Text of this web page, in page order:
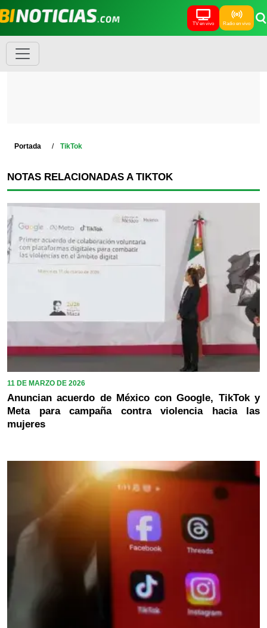
TV en vivo Radio en vivo
Portada TikTok
NOTAS RELACIONADAS A TIKTOK
11 DE MARZO DE 2026
Anuncian acuerdo de México con Google, TikTok y
Meta para campaña contra violencia hacia las
mujeres